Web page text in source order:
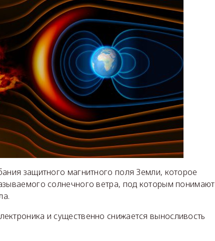
защитного магнитного поля Земли, которое
солнечного ветра, под которым понимают
и существенно снижается выносливость